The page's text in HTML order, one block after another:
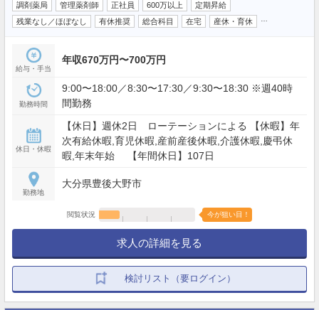
調剤薬局 管理薬剤師 正社員 600万以上
定期昇給
残業なし／ほぼなし
有休推奨 総合科目 在宅 産休・育休
給与・手当
年収670万円〜700万円
勤務時間
9:00〜18:00／8:30〜17:30／9:30〜18:30 ※週40時
間勤務
休日・休暇
【休日】週休2日 ローテーションによる 【休暇】年
次有給休暇,育児休暇,産前産後休暇,介護休暇,慶弔休
暇,年末年始 【年間休日】107日
勤務地
大分県豊後大野市
閲覧状況 今が狙い目！
求人の詳細を見る
検討リスト（要ログイン）